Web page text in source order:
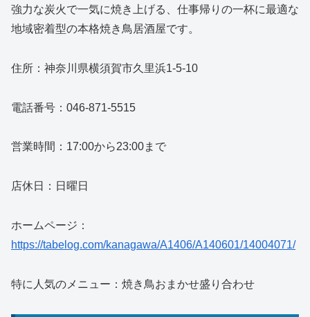
強力な炭火で一気に焼き上げる、仕事帰りの一杯に最適な
地域密着型の本格焼き鳥居酒屋です。
住所：神奈川県横須賀市久里浜1-5-10
電話番号：046-871-5515
営業時間：17:00から23:00まで
店休日：日曜日
ホームページ：
https://tabelog.com/kanagawa/A1406/A140601/14004071/
特に人気のメニュー：焼き鳥おまかせ盛り合わせ